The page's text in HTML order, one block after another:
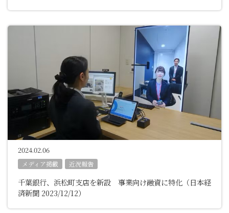
2024.02.06
メディア掲載 近況報告
千葉銀行、浜松町支店を新設 事業向け融資に特化（日本経
済新聞 2023/12/12）